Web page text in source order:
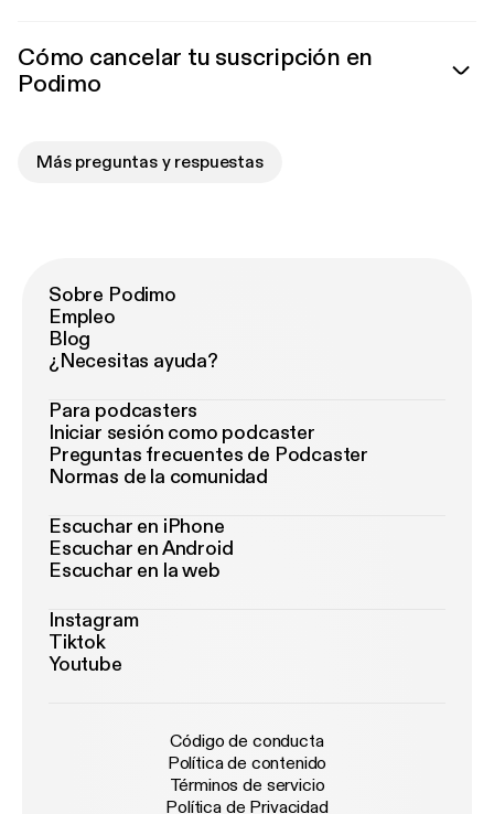
Cómo cancelar tu suscripción en
Podimo
Más preguntas y respuestas
Sobre Podimo
Empleo
Blog
¿Necesitas ayuda?
Para podcasters
Iniciar sesión como podcaster
Preguntas frecuentes de Podcaster
Normas de la comunidad
Escuchar en iPhone
Escuchar en Android
Escuchar en la web
Instagram
Tiktok
Youtube
Código de conducta
Política de contenido
Términos de servicio
Política de Privacidad